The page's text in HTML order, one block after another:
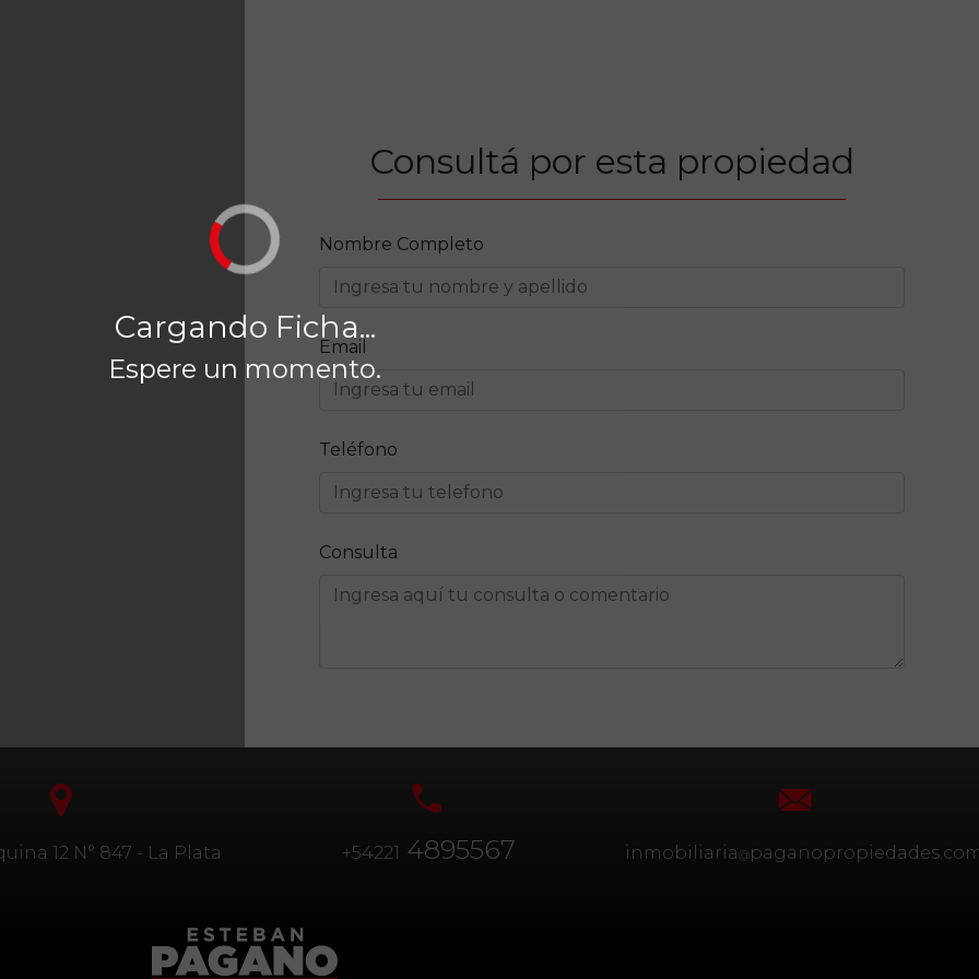
Cargando Ficha...
Espere un momento.
Consultá por esta propiedad
Nombre Completo
Email
Teléfono
Consulta
12 N° 847 - La Plata +54221 4895567 inmobiliaria@